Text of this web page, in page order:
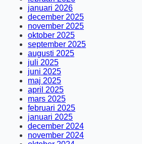
januari 2026
december 2025
november 2025
oktober 2025
september 2025
augusti 2025
juli 2025
juni 2025
maj 2025
april 2025
mars 2025
februari 2025
januari 2025
december 2024
november 2024